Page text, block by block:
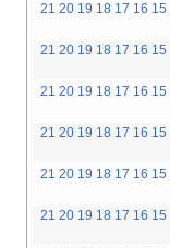
15
16
17
18
19
20
21
15
16
17
18
19
20
21
15
16
17
18
19
20
21
15
16
17
18
19
20
21
15
16
17
18
19
20
21
15
16
17
18
19
20
21